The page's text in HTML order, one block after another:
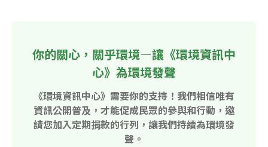
你的關心，關乎環境—讓《環境資訊中
心》為環境發聲
《環境資訊中心》需要你的支持！我們相信唯有
資訊公開普及，才能促成民眾的參與和行動，邀
請您加入定期捐款的行列，讓我們持續為環境發
聲。